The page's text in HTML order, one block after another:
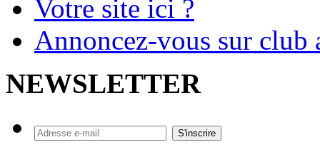
Votre site ici ?
Annoncez-vous sur
NEWSLETTER